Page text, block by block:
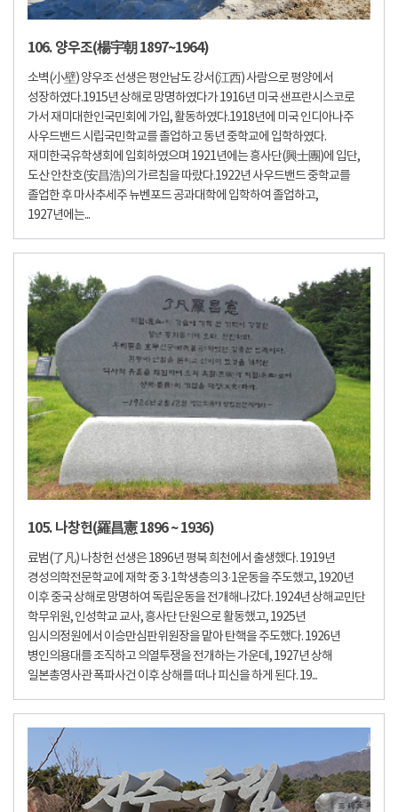
106. 양우조(楊宇朝 1897~1964)
소벽(小壁) 양우조 선생은 평안남도 강서(江西) 사람으로 평양에서
성장하였다.1915년 상해로 망명하였다가 1916년 미국 샌프란시스코로
가서 재미대한인국민회에 가입, 활동하였다.1918년에 미국 인디아나주
사우드밴드 시립국민학교를 졸업하고 동년 중학교에 입학하였다.
재미한국유학생회에 입회하였으며 1921년에는 흥사단(興士團)에 입단,
도산 안찬호(安昌浩)의 가르침을 따랐다.1922년 사우드밴드 중학교를
졸업한 후 마사추세주 뉴벤포드 공과대학에 입학하여 졸업하고,
1927년에는...
105. 나창헌(羅昌憲 1896 ~ 1936)
료범(了凡) 나창헌 선생은 1896년 평북 희천에서 출생했다. 1919년
경성의학전문학교에 재학 중 3·1학생층의 3·1운동을 주도했고, 1920년
이후 중국 상해로 망명하여 독립운동을 전개해나갔다. 1924년 상해교민단
학무위원, 인성학교 교사, 흥사단 단원으로 활동했고, 1925년
임시의정원에서 이승만심판위원장을 맡아 탄핵을 주도했다. 1926년
병인의용대를 조직하고 의열투쟁을 전개하는 가운데, 1927년 상해
일본총영사관 폭파사건 이후 상해를 떠나 피신을 하게 된다. 19...